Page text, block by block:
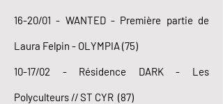
16-20/01 - WANTED - Première partie de
Laura Felpin - OLYMPIA (75)
10-17/02 - Résidence DARK - Les
Polyculteurs // ST CYR (87)